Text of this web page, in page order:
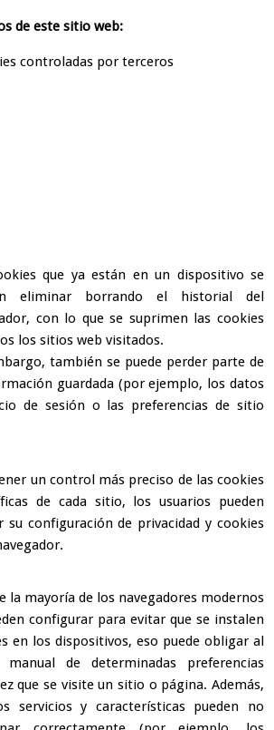
de este sitio web:
controladas por terceros
que ya están en un dispositivo se
eliminar borrando el historial del
con lo que se suprimen las cookies
los sitios web visitados.
también se puede perder parte de
guardada (por ejemplo, los datos
de sesión o las preferencias de sitio
un control más preciso de las cookies
de cada sitio, los usuarios pueden
su configuración de privacidad y cookies
la mayoría de los navegadores modernos
configurar para evitar que se instalen
en los dispositivos, eso puede obligar al
manual de determinadas preferencias
que se visite un sitio o página. Además,
servicios y características pueden no